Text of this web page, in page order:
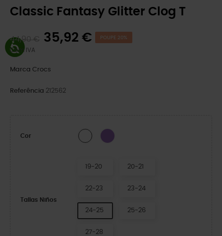
Classic Fantasy Glitter Clog T
44,90 € 35,92 € POUPE 20%
Com IVA
Marca Crocs
Referência 212562
Cor WHITE Purple
Tallas Niños
19-20 20-21
22-23 23-24
24-25 25-26
27-28